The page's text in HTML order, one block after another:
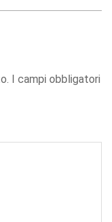
I campi obbligatori